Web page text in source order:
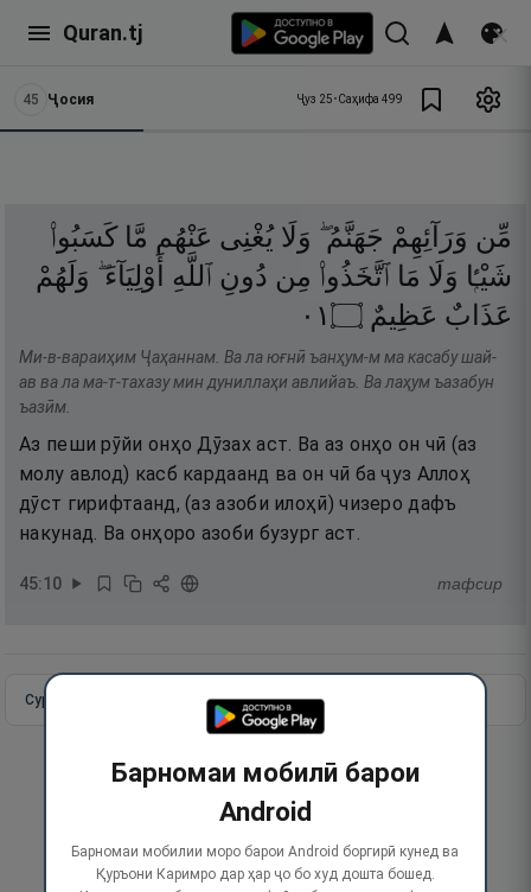
Quran.tj
45 Ҷосия Ҷуз 25•Саҳифа 499
مِّن وَرَآئِهِمْ جَهَنَّمُ ۖ وَلَا يُغْنِى عَنْهُم مَّا كَسَبُوا۟
شَيْـًۭٔا وَلَا مَا ٱتَّخَذُوا۟ مِن دُونِ ٱللَّهِ أَوْلِيَآءَ ۖ وَلَهُمْ
عَذَابٌ عَظِيمٌ ۝١٠
Ми-в-вараиҳим Ҷаҳаннам. Ва ла юғнӣ ъанҳум-м ма касабу шай-
ав ва ла ма-т-тахазу мин дуниллаҳи авлийаъ. Ва лаҳум ъазабун
ъазӣм.
Аз пеши рӯйи онҳо Дӯзах аст. Ва аз онҳо он чӣ (аз
молу авлод) касб кардаанд ва он чӣ ба ҷуз Аллоҳ
дӯст гирифтаанд, (аз азоби илоҳӣ) чизеро дафъ
накунад. Ва онҳоро азоби бузург аст.
45:10 тафсир
Сураи пурра Идома додан
Барномаи мобилӣ барои
Android
Барномаи мобилии моро барои Android боргирӣ кунед ва
Қуръони Каримро дар ҳар ҷо бо худ дошта бошед.